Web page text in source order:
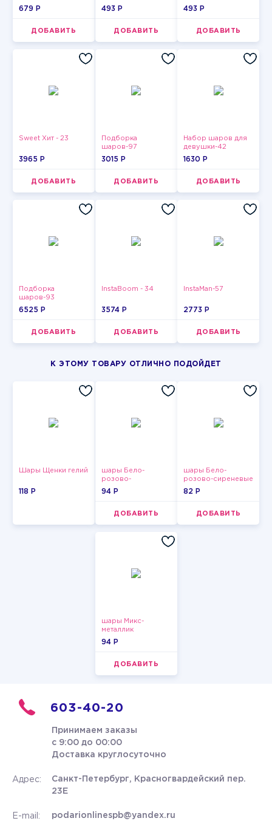
миндальным
обсыпке 150 г
679 P
ДОБАВИТЬ
493 P
ДОБАВИТЬ
2
493 P
ДОБАВИТЬ
Sweet Хит - 23
3965 P
ДОБАВИТЬ
Подборка
шаров-97
3015 P
ДОБАВИТЬ
Набор шаров для
девушки-42
1630 P
ДОБАВИТЬ
Подборка
шаров-93
6525 P
ДОБАВИТЬ
InstaBoom - 34
3574 P
ДОБАВИТЬ
InstaMan-57
2773 P
ДОБАВИТЬ
К ЭТОМУ ТОВАРУ ОТЛИЧНО ПОДОЙДЕТ
Шары Щенки гелий
118 P
шары Бело-
розово-
фиолетово-
94 P
ДОБАВИТЬ
шары Бело-
розово-сиреневые
пастельные
82 P
ДОБАВИТЬ
шары Микс-
металлик
94 P
ДОБАВИТЬ
603-40-20
Принимаем заказы
с 9:00 до 00:00
Доставка круглосуточно
Адрес:
Санкт-Петербург, Красногвардейский пер.
23Е
E-mail: podarionlinespb@yandex.ru